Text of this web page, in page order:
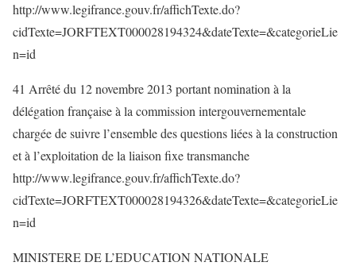
http://www.legifrance.gouv.fr/affichTexte.do?
cidTexte=JORFTEXT000028194324&dateTexte=&categorieLie
n=id
41 Arrêté du 12 novembre 2013 portant nomination à la
délégation française à la commission intergouvernementale
chargée de suivre l’ensemble des questions liées à la construction
et à l’exploitation de la liaison fixe transmanche
http://www.legifrance.gouv.fr/affichTexte.do?
cidTexte=JORFTEXT000028194326&dateTexte=&categorieLie
n=id
MINISTERE DE L’EDUCATION NATIONALE